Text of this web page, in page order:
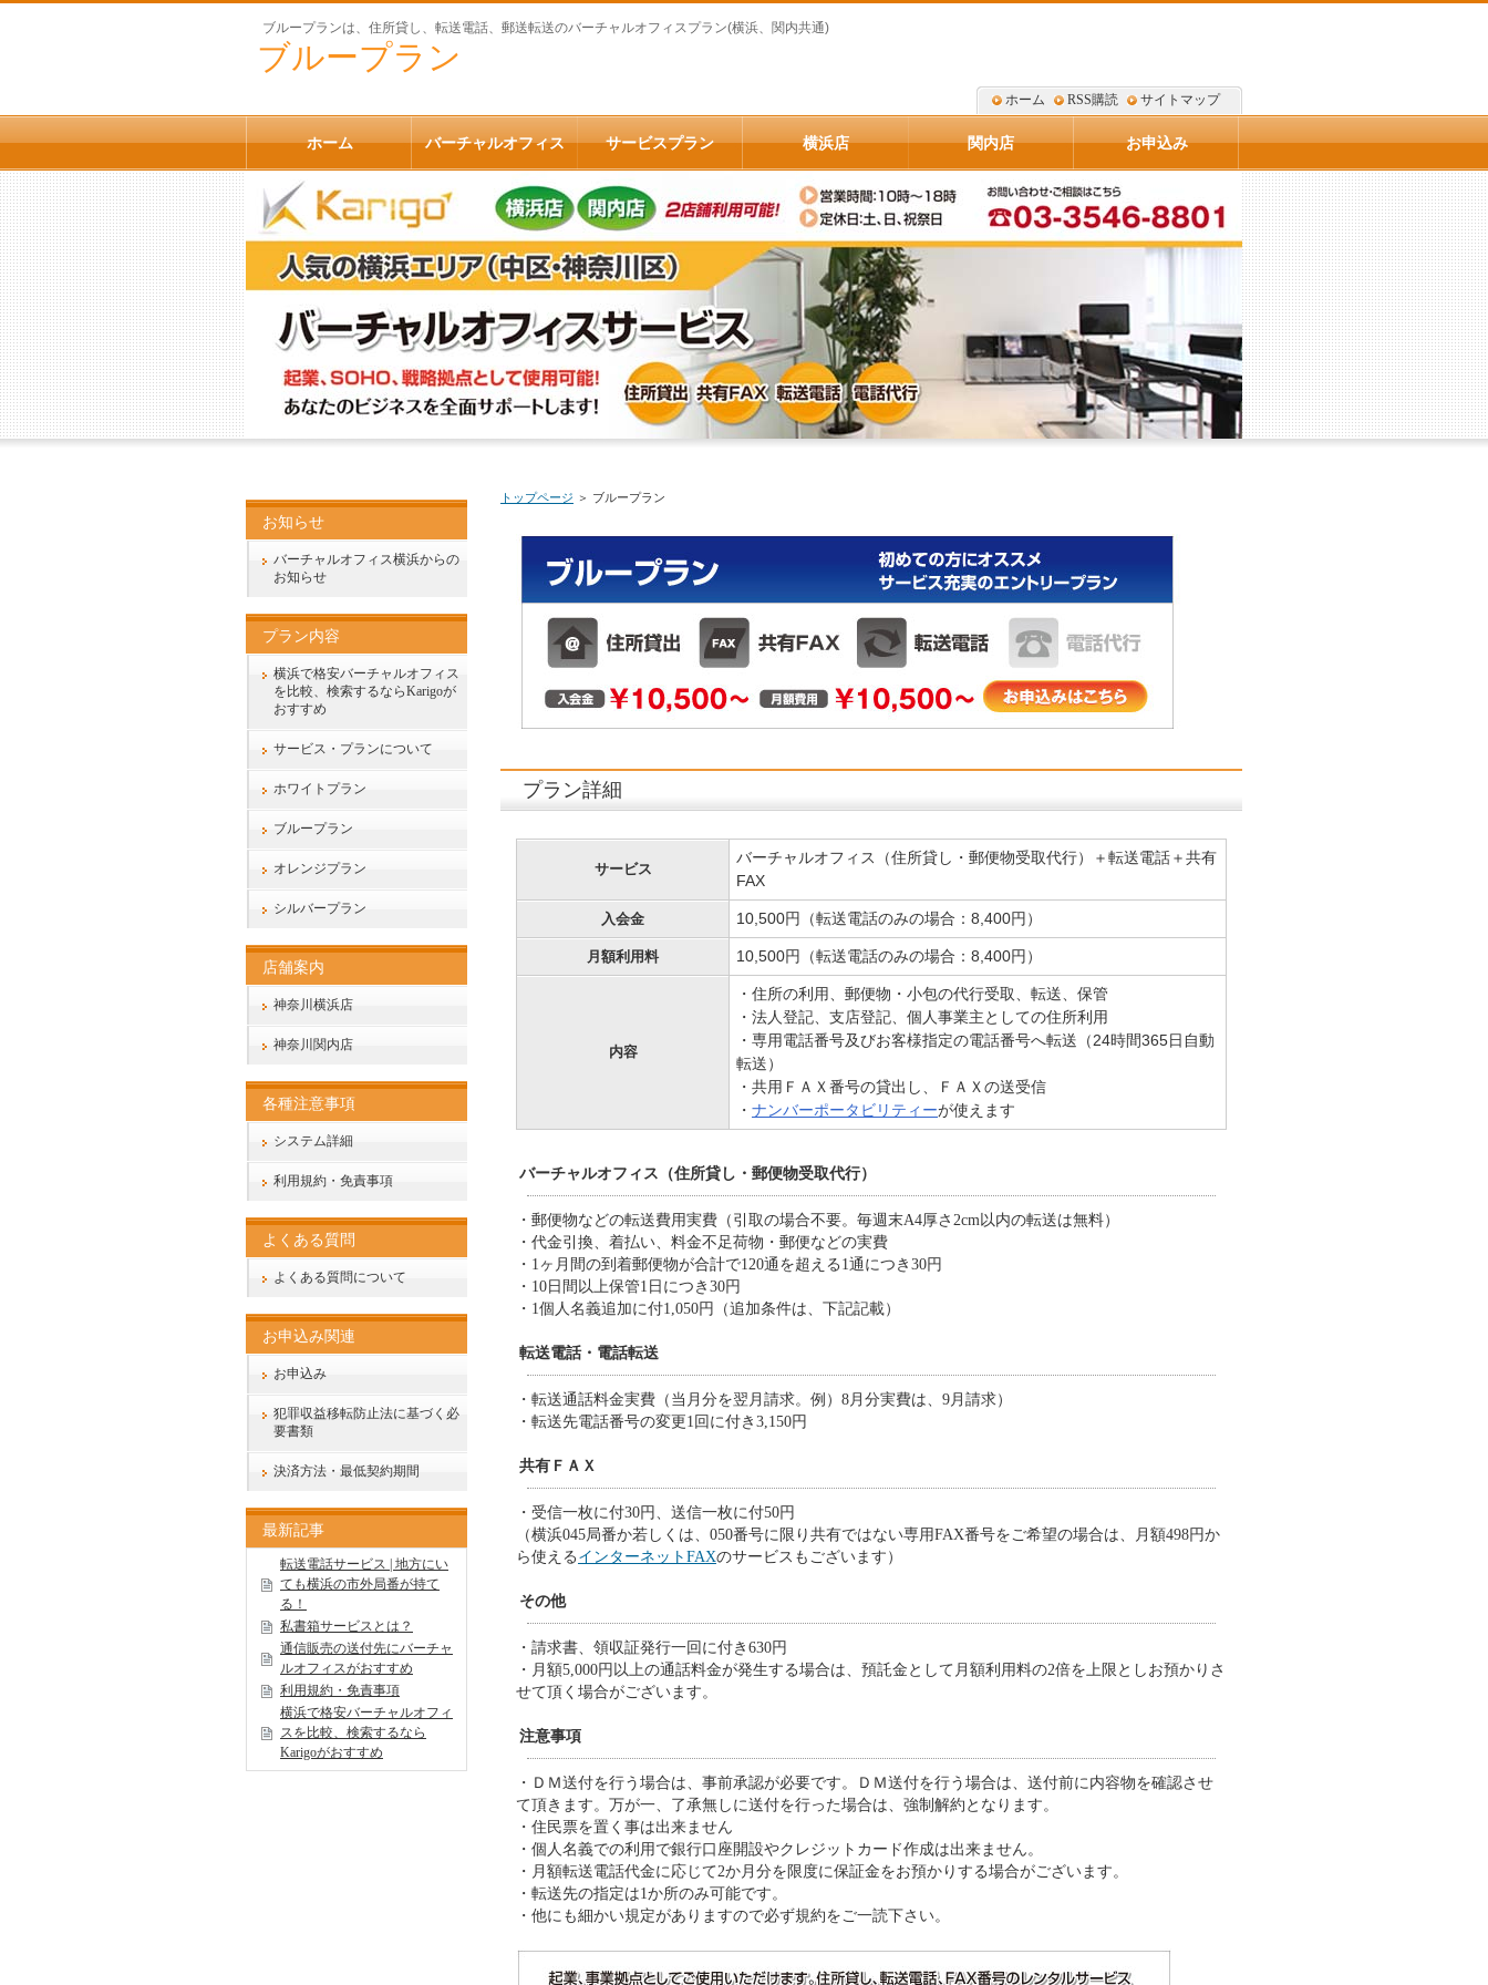
ブループランは、住所貸し、転送電話、郵送転送のバーチャルオフィスプラン(横浜、関内共通)
ブループラン
トップページ ＞ ブループラン
プラン詳細
サービス
バーチャルオフィス（住所貸し・郵便物受取代行）＋転送電話＋共有
FAX
入会金 10,500円（転送電話のみの場合：8,400円）
月額利用料 10,500円（転送電話のみの場合：8,400円）
内容
・住所の利用、郵便物・小包の代行受取、転送、保管
・法人登記、支店登記、個人事業主としての住所利用
・専用電話番号及びお客様指定の電話番号へ転送（24時間365日自動
転送）
・共用ＦＡＸ番号の貸出し、ＦＡＸの送受信
・ ナンバーポータビリティーが使えます
バーチャルオフィス（住所貸し・郵便物受取代行）
・郵便物などの転送費用実費（引取の場合不要。毎週末A4厚さ2cm以内の転送は無料）
・代金引換、着払い、料金不足荷物・郵便などの実費
・1ヶ月間の到着郵便物が合計で120通を超える1通につき30円
・10日間以上保管1日につき30円
・1個人名義追加に付1,050円（追加条件は、下記記載）
転送電話・電話転送
・転送通話料金実費（当月分を翌月請求。例）8月分実費は、9月請求）
・転送先電話番号の変更1回に付き3,150円
共有ＦＡＸ
・受信一枚に付30円、送信一枚に付50円
（横浜045局番か若しくは、050番号に限り共有ではない専用FAX番号をご希望の場合は、月額498円か
ら使えるインターネットFAXのサービスもございます）
その他
・請求書、領収証発行一回に付き630円
・月額5,000円以上の通話料金が発生する場合は、預託金として月額利用料の2倍を上限としお預かりさ
せて頂く場合がございます。
注意事項
・ＤＭ送付を行う場合は、事前承認が必要です。ＤＭ送付を行う場合は、送付前に内容物を確認させ
て頂きます。万が一、了承無しに送付を行った場合は、強制解約となります。
・住民票を置く事は出来ません
・個人名義での利用で銀行口座開設やクレジットカード作成は出来ません。
・月額転送電話代金に応じて2か月分を限度に保証金をお預かりする場合がございます。
・転送先の指定は1か所のみ可能です。
・他にも細かい規定がありますので必ず規約をご一読下さい。
お知らせ
バーチャルオフィス横浜からの
お知らせ
プラン内容
横浜で格安バーチャルオフィス
を比較、検索するならKarigoが
おすすめ
サービス・プランについて
ホワイトプラン
ブループラン
オレンジプラン
シルバープラン
店舗案内
神奈川横浜店
神奈川関内店
各種注意事項
システム詳細
利用規約・免責事項
よくある質問
よくある質問について
お申込み関連
お申込み
犯罪収益移転防止法に基づく必
要書類
決済方法・最低契約期間
最新記事
転送電話サービス | 地方にい
ても横浜の市外局番が持て
る！
私書箱サービスとは？
通信販売の送付先にバーチャ
ルオフィスがおすすめ
利用規約・免責事項
横浜で格安バーチャルオフィ
スを比較、検索するなら
Karigoがおすすめ
ホーム RSS購読 サイトマップ
ホーム バーチャルオフィス サービスプラン 横浜店 関内店 お申込み